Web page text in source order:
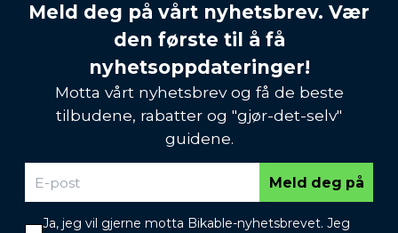
Meld deg på vårt nyhetsbrev. Vær
den første til å få
nyhetsoppdateringer!
Motta vårt nyhetsbrev og få de beste
tilbudene, rabatter og "gjør-det-selv"
guidene.
Meld deg på
Ja, jeg vil gjerne motta Bikable-nyhetsbrevet. Jeg